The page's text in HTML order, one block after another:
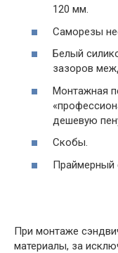
120 мм.
Саморезы
Белый
зазоров
Монтажная
дешевую
Скобы.
Праймерный
При монтаже
материалы, за